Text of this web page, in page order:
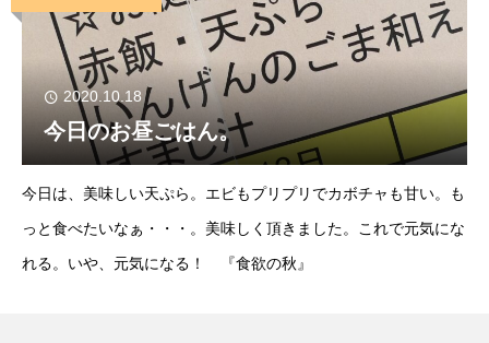
2020.10.18
今日のお昼ごはん。
今日は、美味しい天ぷら。エビもプリプリでカボチャも甘い。も
っと食べたいなぁ・・・。美味しく頂きました。これで元気にな
れる。いや、元気になる！ 『食欲の秋』